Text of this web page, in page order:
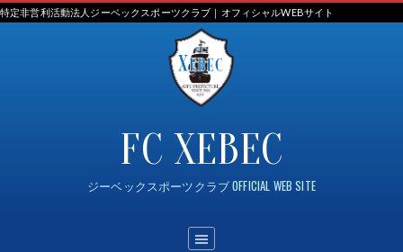
Skip
特定非営利活動法人ジーベックスポーツクラブ｜オフィシャルWEBサイト
FC XEBEC
ジーベックスポーツクラブ OFFICIAL WEB SITE